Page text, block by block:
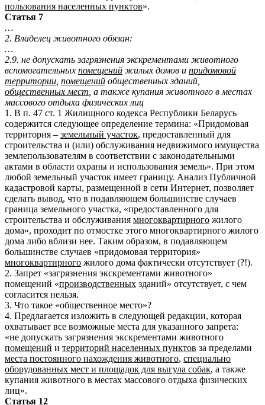
пользования населенных пунктов».
Статья 7
…
2. Владелец животного обязан:
…
2.9. не допускать загрязнения экскрементами животного
вспомогательных помещений жилых домов и придомовой
территории помещений общественных зданий,
общественных мест , а также купания животного в местах
массового отдыха физических лиц
1. В п. 47 ст. 1 Жилищного кодекса Республики Беларусь
содержится следующее определение термина: «Придомовая
территория – земельный участок, предоставленный для
строительства и (или) обслуживания недвижимого имущества
землепользователям в соответствии с законодательными
актами в области охраны и использования земель». При этом
любой земельный участок имеет границу. Анализ Публичной
кадастровой карты, размещенной в сети Интернет, позволяет
сделать вывод, что в подавляющем большинстве случаев
граница земельного участка, «предоставленного для
строительства и обслуживания многоквартирного жилого
дома», проходит по отмостке этого многоквартирного жилого
дома либо вблизи нее. Таким образом, в подавляющем
большинстве случаев «придомовая территория»
многоквартирного жилого дома фактически отсутствует (?!).
2. Запрет «загрязнения экскрементами животного»
помещений «производственных зданий» отсутствует, с чем
согласится нельзя.
3. Что такое «общественное место»?
4. Предлагается изложить в следующей редакции, которая
охватывает все возможные места для указанного запрета:
«не допускать загрязнения экскрементами животного
помещений и территорий населенных пунктов за пределами
места постоянного нахождения животного, специально
оборудованных мест и площадок для выгула собак, а также
купания животного в местах массового отдыха физических
лиц».
Статья 12